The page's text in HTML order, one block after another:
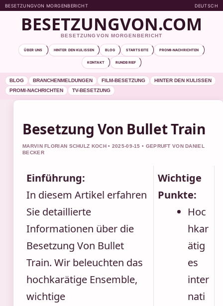
BESETZUNGVON MORGENBERICHT DEUTSCH
BESETZUNGVON.COM
BESETZUNGVON MORGENBERICHT
ÜBER UNS HINTER DEN KULISSEN BLOG STARTSEITE PROMI-NACHRICHTEN
KONTAKT RUNDBRIEF
BLOG BRANCHENMELDUNGEN FILM-BESETZUNG
HINTER DEN KULISSEN
PROMI-NACHRICHTEN
TV-BESETZUNG
Besetzung Von Bullet Train
MARVIN FLORIAN SCHULZ KOCH • 2025-09-15 • GEPRUFT VON DANIEL
BECKER
Einführung:
In diesem Artikel erfahren
Sie detaillierte
Informationen über die
Besetzung Von Bullet
Train. Wir beleuchten das
hochkarätige Ensemble,
wichtige
Wichtige
Punkte:
Hoc
hkar
ätig
es
inter
nati